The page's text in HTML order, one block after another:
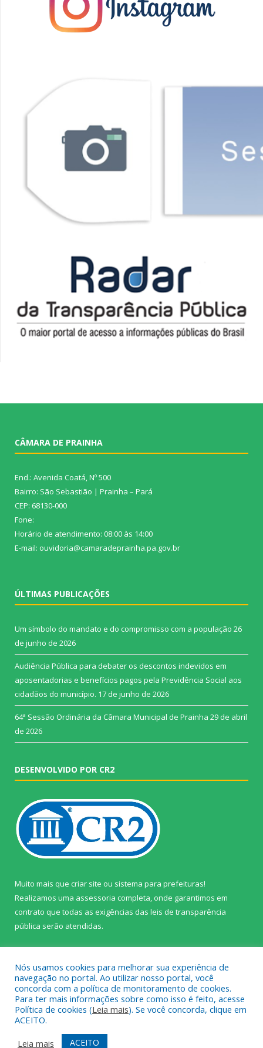
CÂMARA DE PRAINHA
End.: Avenida Coatá, Nº 500
Bairro: São Sebastião | Prainha – Pará
CEP: 68130-000
Fone:
Horário de atendimento: 08:00 às 14:00
E-mail: ouvidoria@camaradeprainha.pa.gov.br
ÚLTIMAS PUBLICAÇÕES
Um símbolo do mandato e do compromisso com a população 26
de junho de 2026
Audiência Pública para debater os descontos indevidos em
aposentadorias e benefícios pagos pela Previdência Social aos
cidadãos do município. 17 de junho de 2026
64ª Sessão Ordinária da Câmara Municipal de Prainha 29 de abril
de 2026
DESENVOLVIDO POR CR2
Muito mais que criar site ou sistema para prefeituras!
Realizamos uma assessoria completa, onde garantimos em
contrato que todas as exigências das leis de transparência
pública serão atendidas.
Todos os direitos reservados a Câmara Municipal de Prainha.
Mapa do Site
Acessar Área Administrativa
Nós usamos cookies para melhorar sua experiência de
navegação no portal. Ao utilizar nosso portal, você
concorda com a política de monitoramento de cookies.
Para ter mais informações sobre como isso é feito, acesse
Política de cookies (Leia mais). Se você concorda, clique em
ACEITO.
Leia mais
ACEITO